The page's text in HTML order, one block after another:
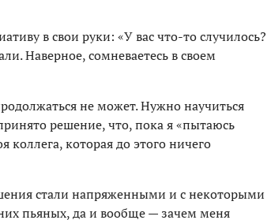
в свои руки: «У вас что-то случилось?
Наверное, сомневаетесь в своем
не может. Нужно научиться
решение, что, пока я «пытаюсь
которая до этого ничего
стали напряженными и с некоторыми
пьяных, да и вообще — зачем меня